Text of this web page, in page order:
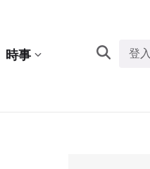
時事 登入